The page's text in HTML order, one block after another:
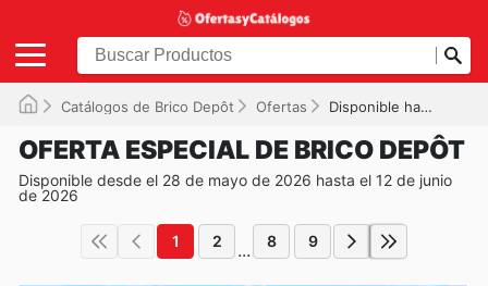
Catálogos de Brico Depôt Ofertas Disponible hasta el 12/06/2026
OFERTA ESPECIAL DE BRICO DEPÔT
Disponible desde el 28 de mayo de 2026 hasta el 12 de junio
de 2026
1 2 ... 8 9